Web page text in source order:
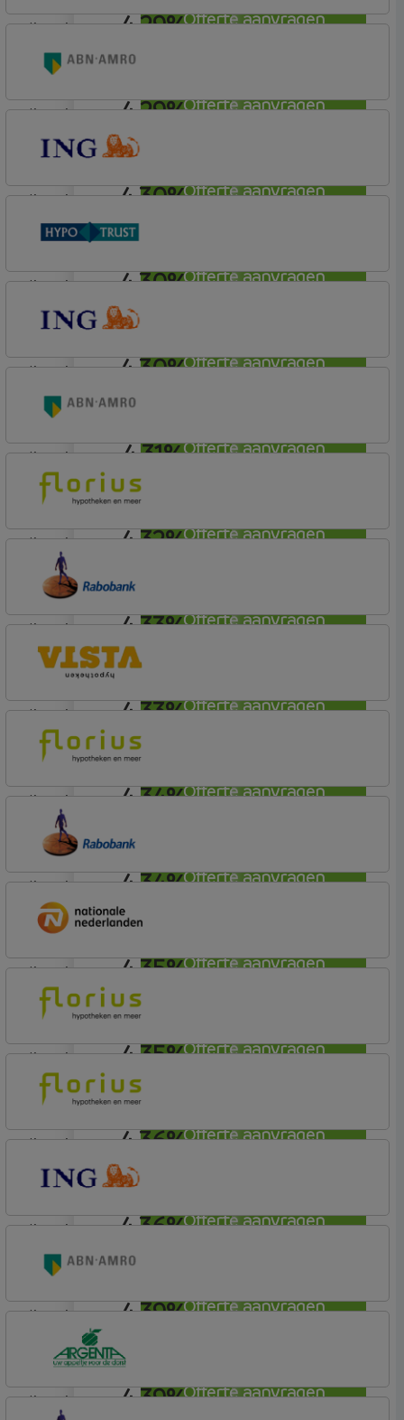
Offerte aanvragen
4,29%
Offerte aanvragen
lineair
4,29%
Offerte aanvragen
lineair
4,30%
Offerte aanvragen
Budget
lineair
4,30%
Offerte aanvragen
Basistarief
lineair
4,30%
Offerte aanvragen
Elan Plus
lineair
4,31%
Offerte aanvragen
Basistarief
lineair
4,32%
Offerte aanvragen
ABN AMRO Bank
Budget
lineair
4,33%
Offerte aanvragen
Florius
Profijt twaalf
lineair
4,33%
Offerte aanvragen
Basisvoorwaarden
lineair
4,34%
Offerte aanvragen
Vista Hypotheken
lineair
4,34%
Offerte aanvragen
Florius
Profijt twaalf
lineair
4,35%
Offerte aanvragen
Plusvoorwaarden (Incl. Korting)
lineair
4,35%
Offerte aanvragen
Nationale-Nederlanden Bank
Nationale Nederlanden
lineair
4,36%
Offerte aanvragen
Florius
Profijt drie + drie
lineair
4,36%
Offerte aanvragen
Profijt twaalf
lineair
4,39%
Offerte aanvragen
Basistarief
lineair
4,39%
ABN AMRO Bank
Woning
lineair
Argenta